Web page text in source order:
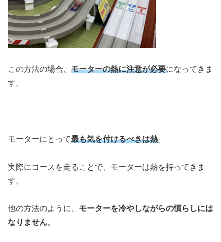
この方法の場合、 モーターの熱に注意が必要になってきま
す。
モーターにとって最も気を付けるべきは熱。
実際にコースを走ることで、モーターは熱を持ってきま
す。
他の方法のように、 モーターを冷やしながらの慣らしには
なりません。